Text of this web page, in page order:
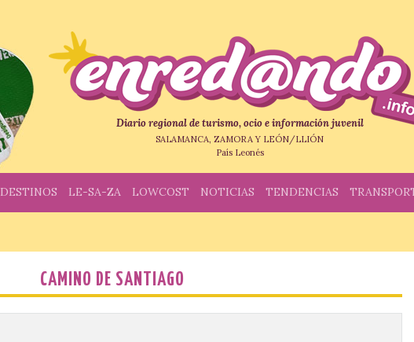
Diario regional de turismo, ocio e información juvenil
SALAMANCA, ZAMORA Y LEÓN/LLIÓN
País Leonés
DESTINOS LE-SA-ZA LOWCOST NOTICIAS TENDENCIAS
CAMINO DE SANTIAGO